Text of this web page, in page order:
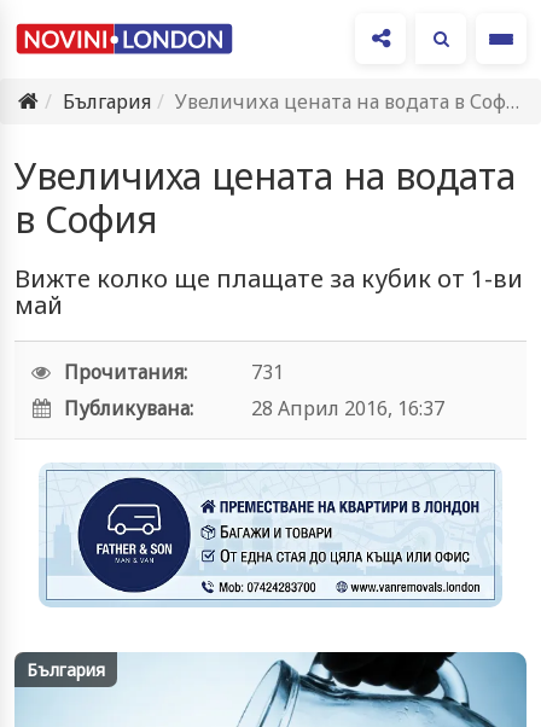
България
Увеличиха цената на водата в София
Увеличиха цената на водата
в София
Вижте колко ще плащате за кубик от 1-ви
май
Прочитания:
731
Публикувана:
28 Април 2016, 16:37
България